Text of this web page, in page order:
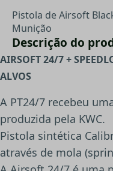
Pistola de Airsoft
Munição
Descrição do
AIRSOFT 24/7 +
ALVOS
A PT24/7 recebeu
produzida pela KWC.
Pistola sintética
através de mola